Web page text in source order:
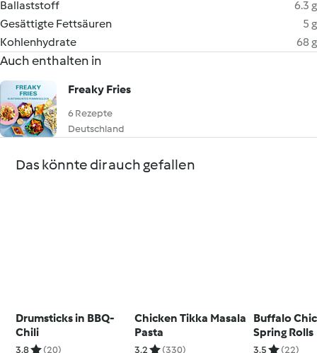
Ballaststoff
6.3 g
Gesättigte Fettsäuren
5 g
Kohlenhydrate
68 g
Auch enthalten in
Freaky Fries
6 Rezepte
Deutschland
Das könnte dir auch gefallen
Drumsticks in BBQ-
Chili
3.8 (20)
Chicken Tikka Masala
Pasta
3.2 (330)
Buffalo
Spring Rolls
3.5 (22)